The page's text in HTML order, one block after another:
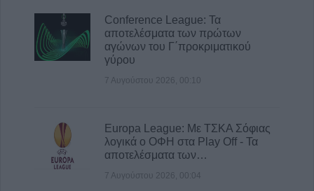
7 Αυγούστου 2026, 08:24
Conference League: Τα αποτελέσματα των
πρώτων αγώνων του Γ΄προκριματικού
ΟΦΗ στα Play Off - Τα αποτελέσματα των
πρώτων αγώνων στον Γ' προκριματικό
7 Αυγούστου 2026, 00:04
“Ciao espresso bar”: 12 χρόνια τώρα η δική
Conference League: Τα
αποτελέσματα των πρώτων
αγώνων του Γ΄προκριματικού
γύρου
7 Αυγούστου 2026, 00:10
Europa League: Με ΤΣΚΑ Σόφιας
λογικά ο ΟΦΗ στα Play Off - Τα
αποτελέσματα των…
7 Αυγούστου 2026, 00:04